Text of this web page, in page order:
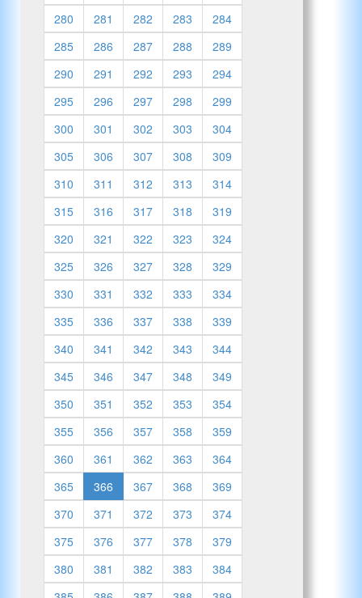
280
281 282 283
284
285
286 287 288
289
290
291 292 293
294
295
296 297 298
299
300
301 302 303
304
305
306 307 308
309
310
311 312 313
314
315
316 317 318
319
320
321 322 323
324
325
326 327 328
329
330
331 332 333
334
335
336 337 338
339
340
341 342 343
344
345
346 347 348
349
350
351 352 353
354
355
356 357 358
359
360
361 362 363
364
365
366 367 368
369
370
371 372 373
374
375
376 377 378
379
380
381 382 383
384